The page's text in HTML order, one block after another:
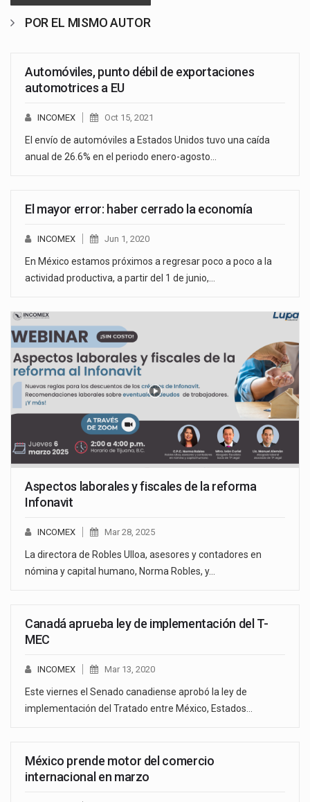
POR EL MISMO AUTOR
Automóviles, punto débil de exportaciones
automotrices a EU
INCOMEX Oct 15, 2021
El envío de automóviles a Estados Unidos tuvo una caída
anual de 26.6% en el periodo enero-agosto…
El mayor error: haber cerrado la economía
INCOMEX Jun 1, 2020
En México estamos próximos a regresar poco a poco a la
actividad productiva, a partir del 1 de junio,…
Aspectos laborales y fiscales de la reforma
Infonavit
INCOMEX Mar 28, 2025
La directora de Robles Ulloa, asesores y contadores en
nómina y capital humano, Norma Robles, y…
Canadá aprueba ley de implementación del T-
MEC
INCOMEX Mar 13, 2020
Este viernes el Senado canadiense aprobó la ley de
implementación del Tratado entre México, Estados…
México prende motor del comercio
internacional en marzo